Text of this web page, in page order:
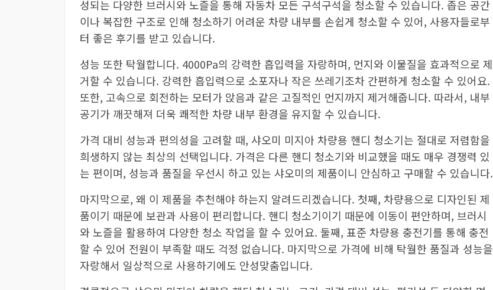
성되는 다양한 브러시와 노즐을 통해 자동차 모든 구석구석을 청소할 수 있습니다. 좁은 공간
이나 복잡한 구조로 인해 청소하기 어려운 차량 내부를 손쉽게 청소할 수 있어, 사용자들로부
터 좋은 후기를 받고 있습니다.
성능 또한 탁월합니다. 4000Pa의 강력한 흡입력을 자랑하며, 먼지와 이물질을 효과적으로 제
거할 수 있습니다. 강력한 흡입력으로 소포자나 작은 쓰레기조차 간편하게 청소할 수 있어요.
또한, 고속으로 회전하는 모터가 앉음과 같은 고질적인 먼지까지 제거해줍니다. 따라서, 내부
공기가 깨끗해져 더욱 쾌적한 차량 내부 환경을 유지할 수 있습니다.
가격 대비 성능과 편의성을 고려할 때, 샤오미 미지아 차량용 핸디 청소기는 절대로 저렴함을
희생하지 않는 최상의 선택입니다. 가격은 다른 핸디 청소기와 비교했을 때도 매우 경쟁력 있
는 편이며, 성능과 품질을 우선시 하고 있는 샤오미의 제품이니 안심하고 구매할 수 있습니다.
마지막으로, 왜 이 제품을 추천해야 하는지 알려드리겠습니다. 첫째, 차량용으로 디자인된 제
품이기 때문에 보관과 사용이 편리합니다. 핸디 청소기이기 때문에 이동이 편안하며, 브러시
와 노즐을 활용하여 다양한 청소 작업을 할 수 있어요. 둘째, 표준 차량용 충전기를 통해 충전
할 수 있어 전원이 부족할 때도 걱정 없습니다. 마지막으로 가격에 비해 탁월한 품질과 성능을
자랑해서 일상적으로 사용하기에도 안성맞춤입니다.